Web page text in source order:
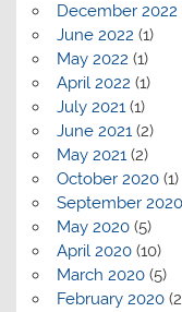
December 2022
June 2022 (1)
May 2022 (1)
April 2022 (1)
July 2021(1)
June 2021(2)
May 2021(2)
October 2020(1)
September 2020
May 2020(5)
April 2020(10)
March 2020(5)
February 2020